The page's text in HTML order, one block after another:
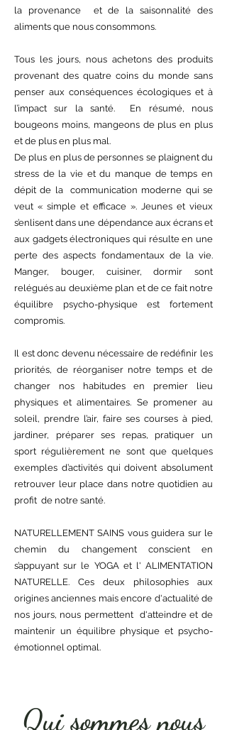
la provenance et de la saisonnalité des
aliments que nous consommons.
Tous les jours, nous achetons des produits
provenant des quatre coins du monde sans
penser aux conséquences écologiques et à
l’impact sur la santé. En résumé, nous
bougeons moins, mangeons de plus en plus
et de plus en plus mal.
De plus en plus de personnes se plaignent du
stress de la vie et du manque de temps en
dépit de la communication moderne qui se
veut « simple et efficace ». Jeunes et vieux
s’enlisent dans une dépendance aux écrans et
aux gadgets électroniques qui résulte en une
perte des aspects fondamentaux de la vie.
Manger, bouger, cuisiner, dormir sont
relégués au deuxième plan et de ce fait notre
équilibre psycho-physique est fortement
compromis.
Il est donc devenu nécessaire de redéfinir les
priorités, de réorganiser notre temps et de
changer nos habitudes en premier lieu
physiques et alimentaires. Se promener au
soleil, prendre l’air, faire ses courses à pied,
jardiner, préparer ses repas, pratiquer un
sport régulièrement ne sont que quelques
exemples d’activités qui doivent absolument
retrouver leur place dans notre quotidien au
profit de notre santé.
NATURELLEMENT SAINS vous guidera sur le
chemin du changement conscient en
s’appuyant sur le YOGA et l' ALIMENTATION
NATURELLE. Ces deux philosophies aux
origines anciennes mais encore d'actualité de
nos jours, nous permettent d'atteindre et de
maintenir un équilibre physique et psycho-
émotionnel optimal.
Qui sommes nous